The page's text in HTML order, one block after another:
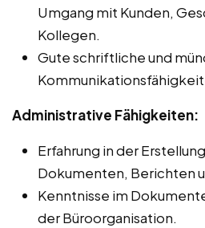
Umgang mit Kunden,
Kollegen.
Gute schriftliche und
Administrative Fähigkeiten:
Erfahrung in der
Dokumenten, Berichten
Kenntnisse im
der Büroorganisation.